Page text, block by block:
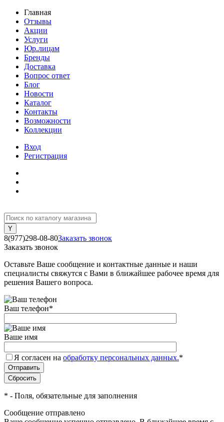
Главная
Отзывы
Акции
Услуги
Юр.лицам
Бренды
Доставка
Вопрос ответ
Блог
Новости
Каталог
Контакты
Возможности
Коллекции
Вход
Регистрация
8(977)298-08-80Заказать звонок
Заказать звонок
Оставьте Ваше сообщение и контактные данные и наши
специалисты свяжутся с Вами в ближайшее рабочее время для
решения Вашего вопроса.
Ваш телефон*
Ваше имя
Я согласен на обработку персональных данных.*
* - Поля, обязательные для заполнения
Сообщение отправлено